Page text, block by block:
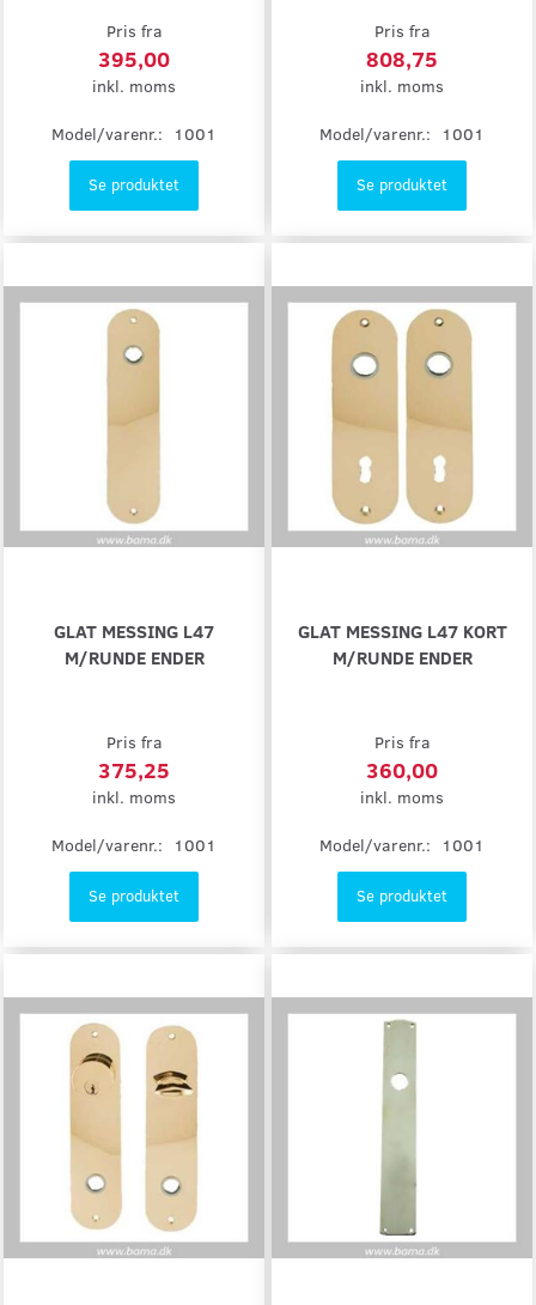
Pris fra
395,00
inkl. moms
Model/varenr.: 1001
Se produktet
Pris fra
808,75
inkl. moms
Model/varenr.: 1001
Se produktet
GLAT MESSING L47
M/RUNDE ENDER
Pris fra
375,25
inkl. moms
Model/varenr.: 1001
Se produktet
GLAT MESSING L47 KORT
M/RUNDE ENDER
Pris fra
360,00
inkl. moms
Model/varenr.: 1001
Se produktet